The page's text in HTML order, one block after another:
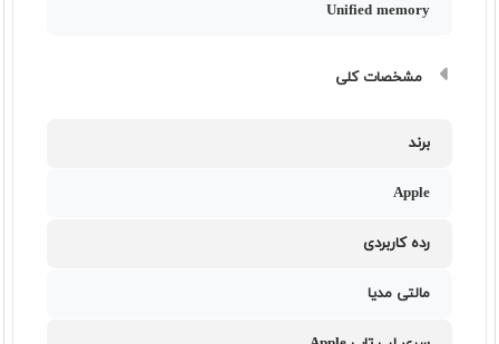
Unified memory
مشخصات کلی
برند
Apple
رده کاربردی
مالتی مدیا